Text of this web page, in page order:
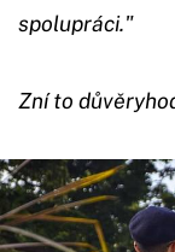
spolupráci."
Zní to